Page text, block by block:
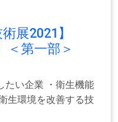
展2021】
＜第一部＞
たい企業 ・衛生機能
生環境を改善する技